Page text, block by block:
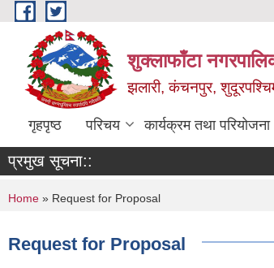
Skip to main content
शुक्लाफाँटा
झलारी, कंचनपुर,
गृहपृष्ठ परिचय कार्यक्रम तथा परियोजना
प्रमुख सूचना::
You are here
Home » Request for Proposal
Request for Proposal